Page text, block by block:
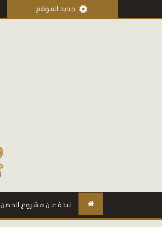
جديد الموقع
نبذة عـن مشروع الحصن